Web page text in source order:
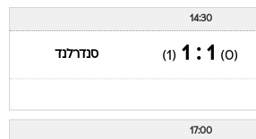
14:30
(0)
1 : 1
(1) סנדרלנד
17:00